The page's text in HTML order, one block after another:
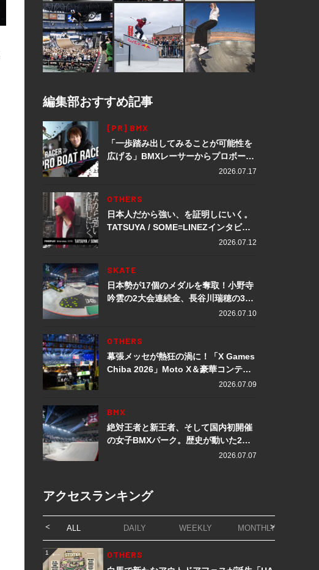
編集部おすすめ記事
[PR] BMX
「一歩踏み出してみることが可能性を
広げる」BMXレーサーからプロボート
レーサーへ転身。上田龍星が体現する
2026.07.17
OTHERS
日本人だから強い、を証明しにいく。
TATSUYA / SOME≡LINEZインタビュ
2026.07.12
SKATE
日本勢が17個のメダルを奪取！小野寺
吟雲の2大会連続金、長谷川瑞穂の3メ
ダル獲得など数々の快挙をプレイバッ
2026.07.10
OTHERS
幕張メッセが熱狂の渦に！「X Games
Chiba 2026」Moto X＆豪華コンテン
2026.07.09
BMX
絶対王者と新王者、そして国内初開催
の女子BMXパーク。歴史が動いた2日
2026.07.07
アクセスランキング
ALL DAILY WEEKLY MONTHLY
1 OTHERS